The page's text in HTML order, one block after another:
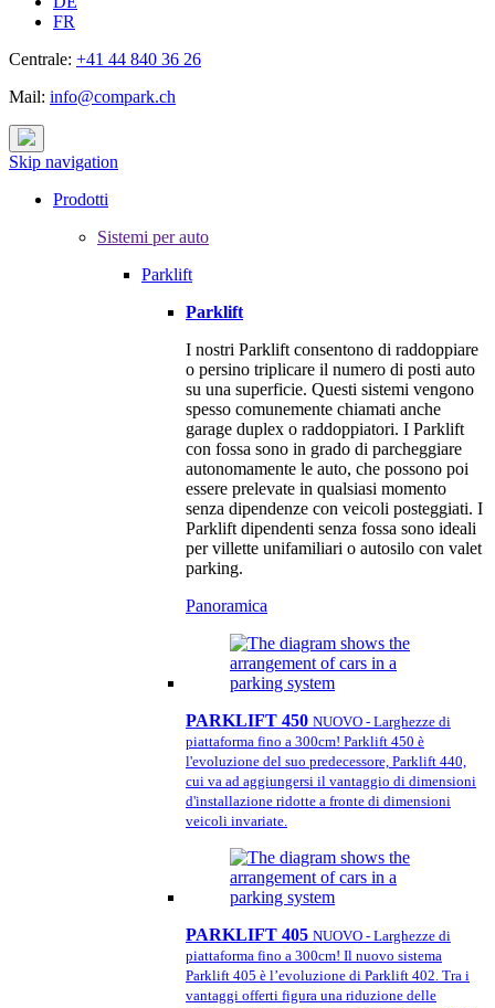
FR
Centrale: +41 44 840 36 26
Mail: info@compark.ch
Skip navigation
Prodotti
Sistemi per auto
Parklift
Parklift
I nostri Parklift consentono di raddoppiare
o persino triplicare il numero di posti auto
su una superficie. Questi sistemi vengono
spesso comunemente chiamati anche
garage duplex o raddoppiatori. I Parklift
con fossa sono in grado di parcheggiare
autonomamente le auto, che possono poi
essere prelevate in qualsiasi momento
senza dipendenze con veicoli posteggiati. I
Parklift dipendenti senza fossa sono ideali
per villette unifamiliari o autosilo con valet
parking.
Panoramica
PARKLIFT 450 NUOVO - Larghezze di
piattaforma fino a 300cm! Parklift 450 è
l'evoluzione del suo predecessore, Parklift 440,
cui va ad aggiungersi il vantaggio di dimensioni
d'installazione ridotte a fronte di dimensioni
veicoli invariate.
PARKLIFT 405 NUOVO - Larghezze di
piattaforma fino a 300cm! Il nuovo sistema
Parklift 405 è l’evoluzione di Parklift 402. Tra i
vantaggi offerti figura una riduzione delle